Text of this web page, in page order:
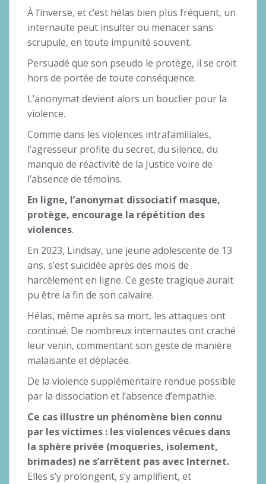
À l’inverse, et c’est hélas bien plus fréquent, un
internaute peut insulter ou menacer sans
scrupule, en toute impunité souvent.
Persuadé que son pseudo le protège, il se croit
hors de portée de toute conséquence.
L’anonymat devient alors un bouclier pour la
violence.
Comme dans les violences intrafamiliales,
l’agresseur profite du secret, du silence, du
manque de réactivité de la Justice voire de
l’absence de témoins.
En ligne, l’anonymat dissociatif masque,
protège, encourage la répétition des
violences.
En 2023, Lindsay, une jeune adolescente de 13
ans, s’est suicidée après des mois de
harcèlement en ligne. Ce geste tragique aurait
pu être la fin de son calvaire.
Hélas, même après sa mort, les attaques ont
continué. De nombreux internautes ont craché
leur venin, commentant son geste de manière
malaisante et déplacée.
De la violence supplémentaire rendue possible
par la dissociation et l’absence d’empathie.
Ce cas illustre un phénomène bien connu
par les victimes : les violences vécues dans
la sphère privée (moqueries, isolement,
brimades) ne s’arrêtent pas avec Internet.
Elles s’y prolongent, s’y amplifient, et